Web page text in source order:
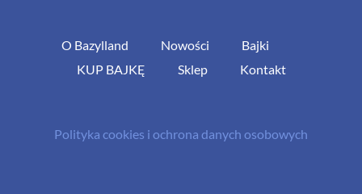
O Bazylland Nowości
Bajki
KUP BAJKĘ
Sklep Kontakt
Polityka cookies i ochrona danych osobowych